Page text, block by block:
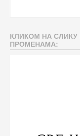
КЛИКОМ НА
ПРОМЕНАМА: